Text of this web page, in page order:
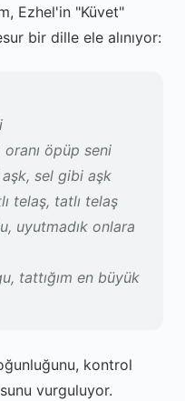
Ezhel'in "Küvet"
bir dille ele alınıyor:
oranı öpüp seni
sel gibi aşk
telaş, tatlı telaş
uyutmadık onlara
tattığım en büyük
kontrol
vurguluyor.